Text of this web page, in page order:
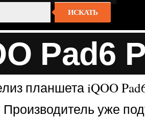
ИСКАТЬ
Pad6
планшета iQOO
уже